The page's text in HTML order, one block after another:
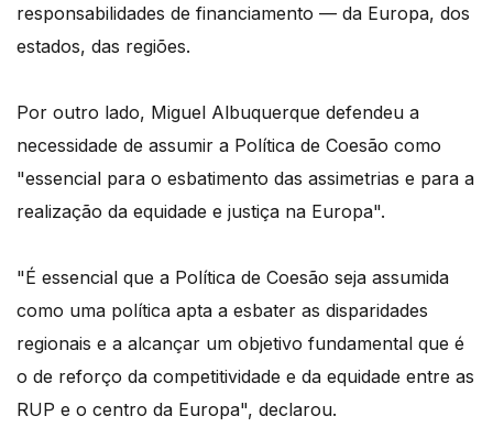
responsabilidades de financiamento — da Europa, dos
estados, das regiões.
Por outro lado, Miguel Albuquerque defendeu a
necessidade de assumir a Política de Coesão como
"essencial para o esbatimento das assimetrias e para a
realização da equidade e justiça na Europa".
"É essencial que a Política de Coesão seja assumida
como uma política apta a esbater as disparidades
regionais e a alcançar um objetivo fundamental que é
o de reforço da competitividade e da equidade entre as
RUP e o centro da Europa", declarou.